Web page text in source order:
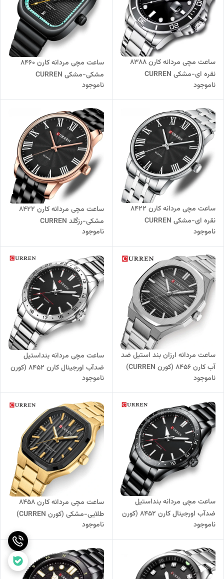
ساعت مچی مردانه کارن 8388
نقره ای-مشکی CURREN
ناموجود
ساعت مچی مردانه کارن 8460
مشکی-مشکی CURREN
ناموجود
ساعت مچی مردانه کارن 8422
نقره ای-مشکی CURREN
ناموجود
ساعت مچی مردانه کارن 8422
مشکی-رزگلد CURREN
ناموجود
ساعت مردانه ارزان بند استیل ضد
آب کارن 8456 (کورن CURREN)
نقره ای-مشکی
ناموجود
ساعت مچی مردانه بنداستیل
ضدآب اورجینال کارن 8452 (کورن
CURREN) نقره ای-مشکی
ناموجود
ساعت مچی مردانه بنداستیل
ضدآب اورجینال کارن 8452 (کورن
CURREN) مشکی
ناموجود
ساعت مچی مردانه کارن 8458
طلایی-مشکی (کورن CURREN)
ناموجود